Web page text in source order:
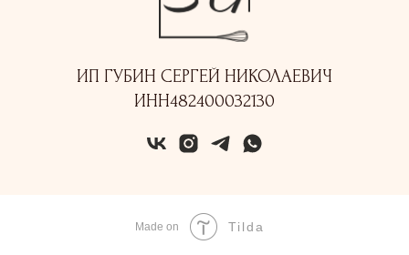
ИП ГУБИН СЕРГЕЙ НИКОЛАЕВИЧ
ИНН482400032130
Made on Tilda